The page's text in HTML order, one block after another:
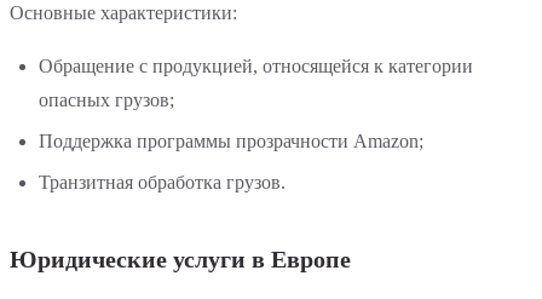
Основные характеристики:
Обращение с продукцией, относящейся к категории
опасных грузов;
Поддержка программы прозрачности Amazon;
Транзитная обработка грузов.
Юридические услуги в Европе